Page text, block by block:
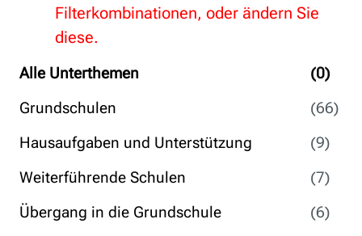
Alle Unterthemen
(0)
Grundschulen
(66)
Hausaufgaben und Unterstützung
(9)
Weiterführende Schulen
(7)
Übergang in die Grundschule
(6)
Filterkombinationen, oder ändern Sie
diese.